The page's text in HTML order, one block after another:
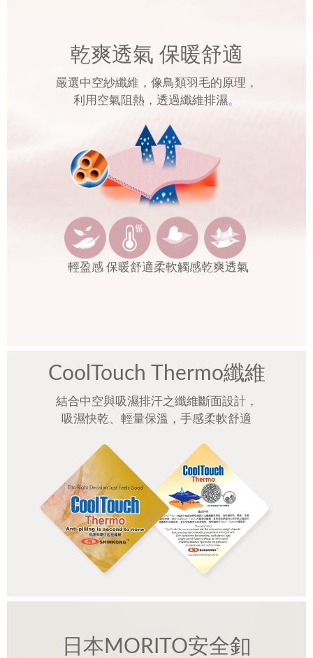
乾爽透氣 保暖舒適
嚴選中空紗纖維，像鳥類羽毛的原理，
利用空氣阻熱，透過纖維排濕。
輕盈感 保暖舒適柔軟觸感乾爽透氣
CoolTouch Thermo纖維
結合中空與吸濕排汗之纖維斷面設計，
吸濕快乾、輕量保溫，手感柔軟舒適
日本MORITO安全釦